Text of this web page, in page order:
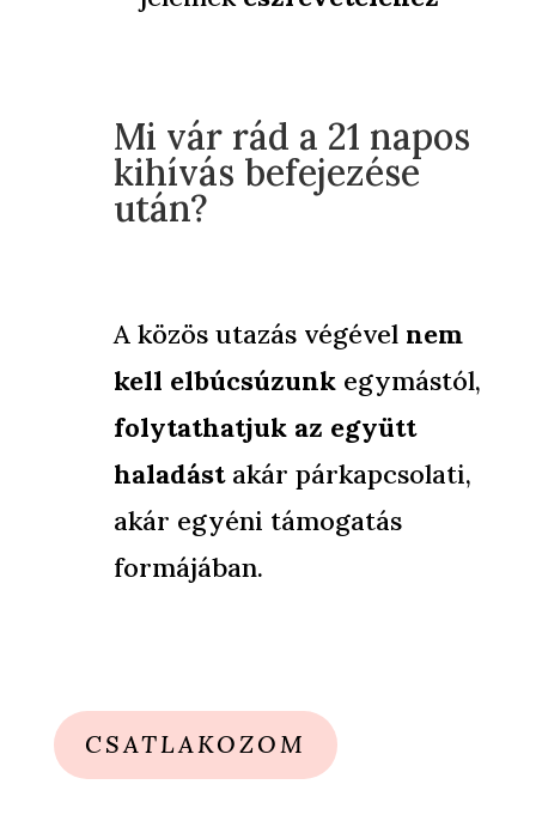
Mi vár rád a 21 napos
kihívás befejezése
után?
A közös utazás végével nem
kell elbúcsúzunkegymástól,
folytathatjuk az együtt
haladástakár párkapcsolati,
akár egyéni támogatás
formájában.
CSATLAKOZOM